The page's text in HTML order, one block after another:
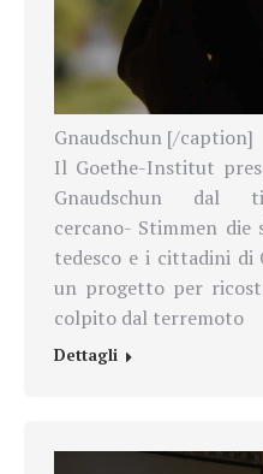
Gnaudschun [/caption]
Il Goethe-Institut
Gnaudschun
cercano- Stimmen die
tedesco e i cittadini di
un progetto per
colpito dal terremoto
Dettagli